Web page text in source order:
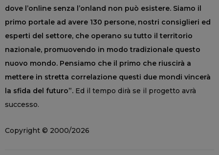
dove l’online senza l’onland non può esistere. Siamo il
primo portale ad avere 130 persone, nostri consiglieri ed
esperti del settore, che operano su tutto il territorio
nazionale, promuovendo in modo tradizionale questo
nuovo mondo. Pensiamo che il primo che riuscirà a
mettere in stretta correlazione questi due mondi vincerà
la sfida del futuro”. Ed il tempo dirà se il progetto avrà
successo.
Copyright © 2000/2026